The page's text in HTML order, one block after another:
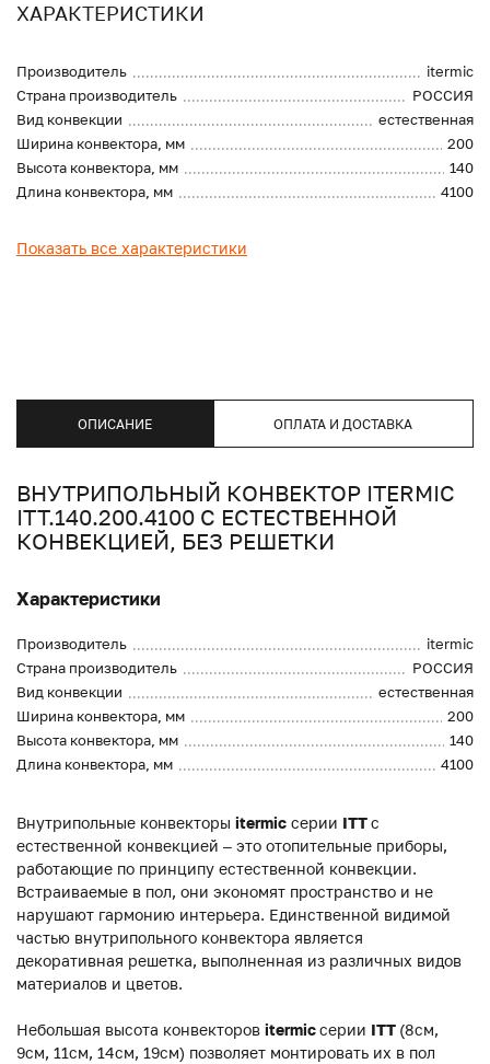
ХАРАКТЕРИСТИКИ
Производитель
itermic
Страна производитель
РОССИЯ
Вид конвекции
естественная
Ширина конвектора, мм
200
Высота конвектора, мм
140
Длина конвектора, мм
4100
Показать все характеристики
ОПИСАНИЕ ОПЛАТА И ДОСТАВКА
ВНУТРИПОЛЬНЫЙ КОНВЕКТОР ITERMIC
ITT.140.200.4100 С ЕСТЕСТВЕННОЙ
КОНВЕКЦИЕЙ, БЕЗ РЕШЕТКИ
Характеристики
Производитель
itermic
Страна производитель
РОССИЯ
Вид конвекции
естественная
Ширина конвектора, мм
200
Высота конвектора, мм
140
Длина конвектора, мм
4100
Внутрипольные конвекторы itermic серии ITTс
естественной конвекцией – это отопительные приборы,
работающие по принципу естественной конвекции.
Встраиваемые в пол, они экономят пространство и не
нарушают гармонию интерьера. Единственной видимой
частью внутрипольного конвектора является
декоративная решетка, выполненная из различных видов
материалов и цветов.
Небольшая высота конвекторов itermicсерии ITT (8см,
9см, 11см, 14см, 19см) позволяет монтировать их в пол